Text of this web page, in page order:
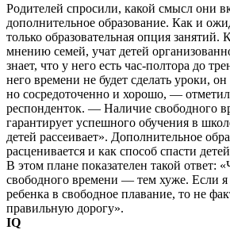
Родителей спросили, какой смысл они
дополнительное образование. Как и
только образовательная опция
мнению семей, учат детей
знает, что у него есть час-полтора до
него времени не будет сделать уроки, он
но сосредоточенно и хорошо, —
респонденток. — Наличие свободного
гарантирует успешного обучения в
детей рассеивает». Дополнительное
расценивается и как способ спасти
В этом плане показателен такой ответ:
свободного времени — тем хуже. Если я
ребенка в свободное плавание, то не
правильную дорогу».
IQ